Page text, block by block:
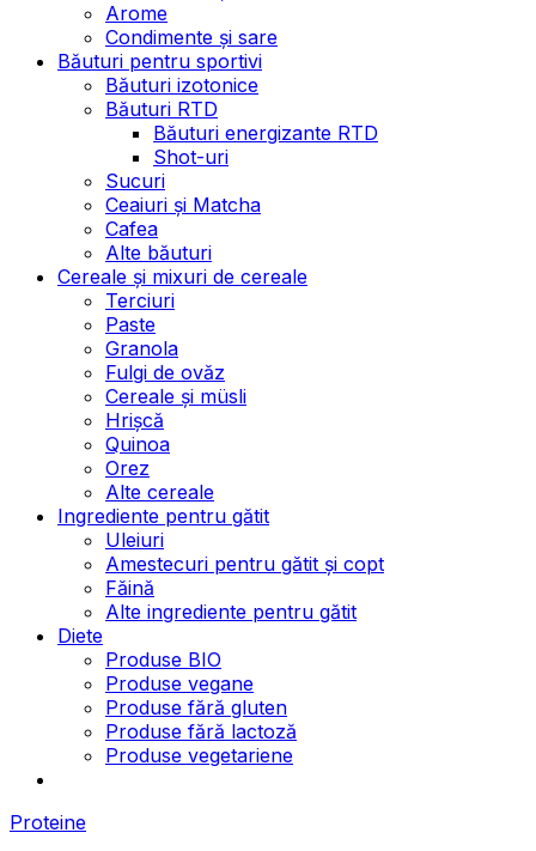
Arome
Condimente și sare
Băuturi pentru sportivi
Băuturi izotonice
Băuturi RTD
Băuturi energizante RTD
Shot-uri
Sucuri
Ceaiuri și Matcha
Cafea
Alte băuturi
Cereale și mixuri de cereale
Terciuri
Paste
Granola
Fulgi de ovăz
Cereale și müsli
Hrișcă
Quinoa
Orez
Alte cereale
Ingrediente pentru gătit
Uleiuri
Amestecuri pentru gătit și copt
Făină
Alte ingrediente pentru gătit
Diete
Produse BIO
Produse vegane
Produse fără gluten
Produse fără lactoză
Produse vegetariene
Proteine